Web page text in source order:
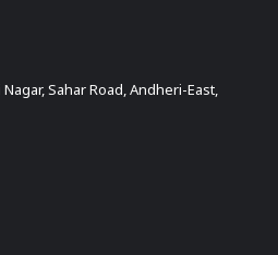
Sahar Road, Andheri-East,